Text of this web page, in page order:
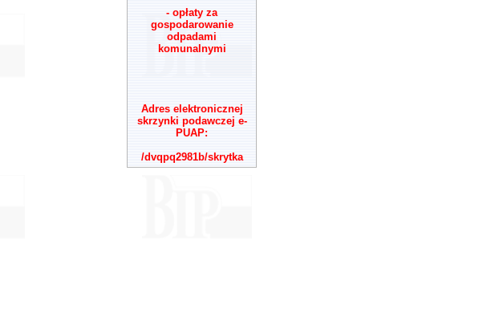
- opłaty za
gospodarowanie
odpadami
komunalnymi
Adres elektronicznej
skrzynki podawczej e-
PUAP:
/dvqpq2981b/skrytka